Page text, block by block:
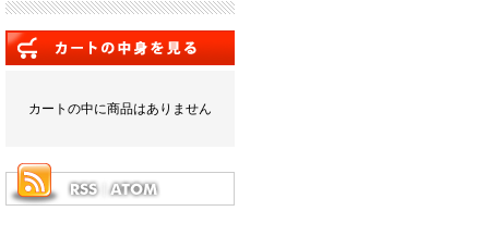
カートの中に商品はありません